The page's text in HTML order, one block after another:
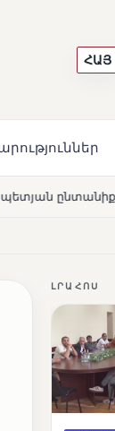
ՀԱՅ
NEWS
ԼՐԱՀՈՍ